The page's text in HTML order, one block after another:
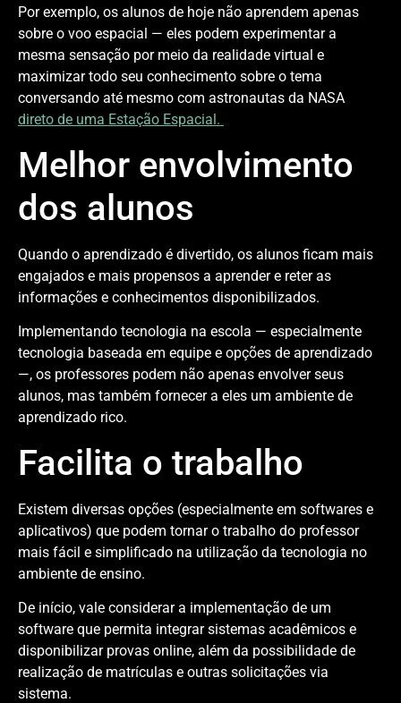
Por exemplo, os alunos de hoje não aprendem apenas
sobre o voo espacial — eles podem experimentar a
mesma sensação por meio da realidade virtual e
maximizar todo seu conhecimento sobre o tema
conversando até mesmo com astronautas da NASA
direto de uma Estação Espacial.
Melhor envolvimento
dos alunos
Quando o aprendizado é divertido, os alunos ficam mais
engajados e mais propensos a aprender e reter as
informações e conhecimentos disponibilizados.
Implementando tecnologia na escola — especialmente
tecnologia baseada em equipe e opções de aprendizado
—, os professores podem não apenas envolver seus
alunos, mas também fornecer a eles um ambiente de
aprendizado rico.
Facilita o trabalho
Existem diversas opções (especialmente em softwares e
aplicativos) que podem tornar o trabalho do professor
mais fácil e simplificado na utilização da tecnologia no
ambiente de ensino.
De início, vale considerar a implementação de um
software que permita integrar sistemas acadêmicos e
disponibilizar provas online, além da possibilidade de
realização de matrículas e outras solicitações via
sistema.